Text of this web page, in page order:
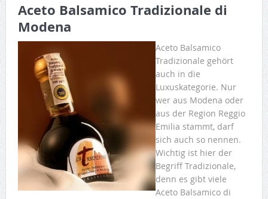
Aceto Balsamico Tradizionale di
Modena
Aceto Balsamico
Tradizionale gehört
auch in die
Luxuskategorie. Nur
wer aus Modena oder
aus der Region Reggio
Emilia stammt, darf
sich auch so nennen.
Wichtig ist hier der
Begriff Tradizionale,
denn es gibt viele
Aceto Balsamico di